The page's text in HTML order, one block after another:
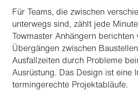
Für Teams, die zwischen
unterwegs sind, zählt jede
Towmaster Anhängern berichten
Übergängen zwischen
Ausfallzeiten durch Probleme
Ausrüstung. Das Design ist eine
termingerechte Projektabläufe.